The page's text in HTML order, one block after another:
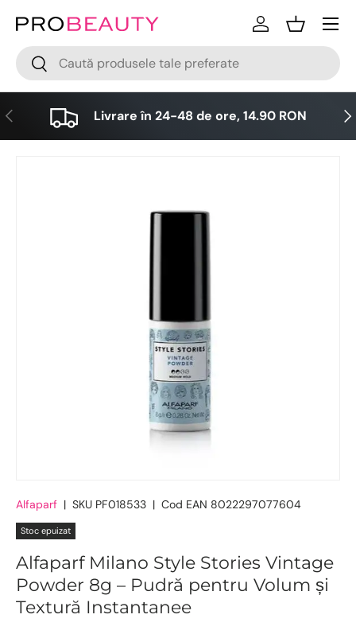
Sari la conținut
Cǎutare
Cǎutare
LogareCos
Meniu
Anterior Livrare în 24-48 de ore, 14.90 RON
Alfaparf | SKU PF018533 | Cod EAN 8022297077604
Stoc epuizat
Alfaparf Milano Style Stories Vintage
Powder 8g – Pudră pentru Volum și
Textură Instantanee